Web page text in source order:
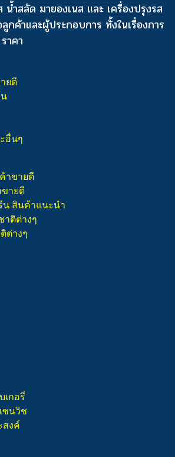
ำสลัด มายองเนส และ เครื่องปรุงรส
ลูกค้าและผู้ประกอบการ ทั้งในเรื่องการ
าคา
ยดี
อื่นๆ
าขายดี
ายดี
น สินค้าแนะนำ
าติต่างๆ
ต่างๆ
เกอรี่
ซนวิช
สงค์